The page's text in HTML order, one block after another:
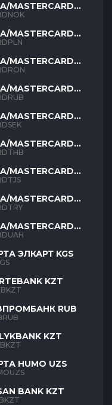
MASTERCARD
MASTERCARD
MASTERCARD
MASTERCARD
MASTERCARD
MASTERCARD
MASTERCARD
MASTERCARD
MASTERCARD
ЭЛКАРТ KGS
KZT
RUB
KZT
HUMO UZS
BANK KZT